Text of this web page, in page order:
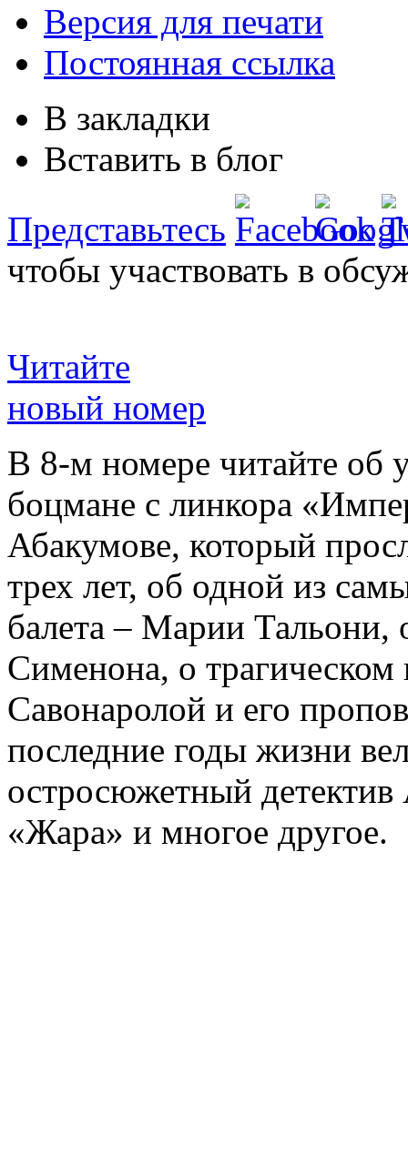
Версия для печати
Постоянная ссылка
В закладки
Вставить в блог
Представьтесь
чтобы участвовать в
Читайте
новый номер
В 8-м номере читайте об
боцмане с линкора
Абакумове, который
трех лет, об одной из
балета – Марии
Сименона, о трагическом
Савонаролой и его
последние годы жизни
остросюжетный детектив
«Жара» и многое другое.